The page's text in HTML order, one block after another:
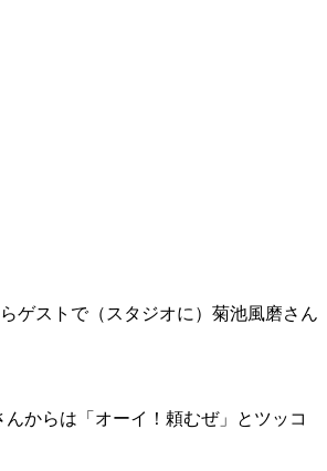
ゲストで（スタジオに）菊池風磨さん
からは「オーイ！頼むぜ」とツッコ